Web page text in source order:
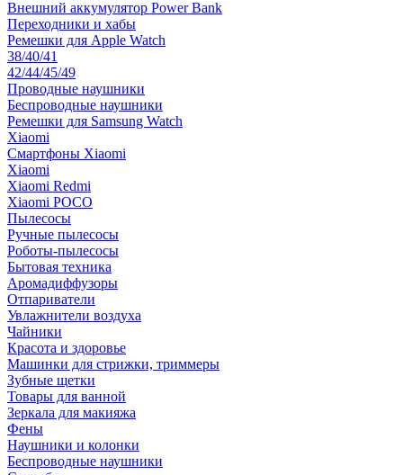
Внешний аккумулятор Power Bank
Переходники и хабы
Ремешки для Apple Watch
38/40/41
42/44/45/49
Проводные наушники
Беспроводные наушники
Ремешки для Samsung Watch
Xiaomi
Смартфоны Xiaomi
Xiaomi
Xiaomi Redmi
Xiaomi POCO
Пылесосы
Ручные пылесосы
Роботы-пылесосы
Бытовая техника
Аромадиффузоры
Отпариватели
Увлажнители воздуха
Чайники
Красота и здоровье
Машинки для стрижки, триммеры
Зубные щетки
Товары для ванной
Зеркала для макияжа
Фены
Наушники и колонки
Беспроводные наушники